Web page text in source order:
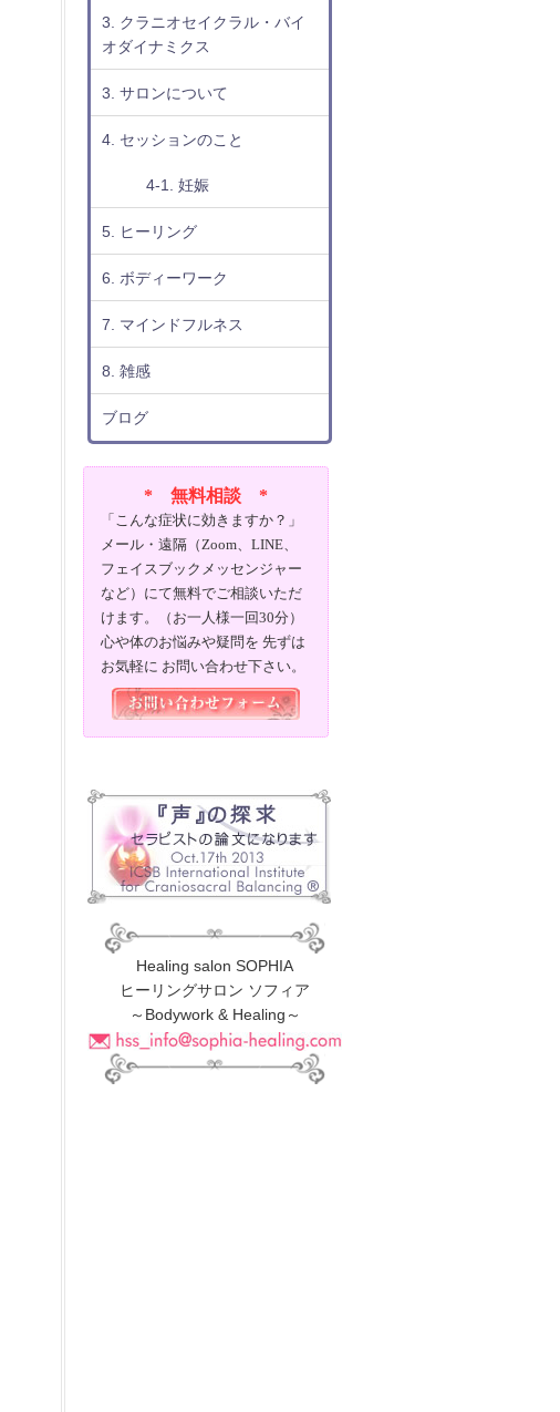
3. クラニオセイクラル・バイ
オダイナミクス
3. サロンについて
4. セッションのこと
4-1. 妊娠
5. ヒーリング
6. ボディーワーク
7. マインドフルネス
8. 雑感
ブログ
* 無料相談 *
「こんな症状に効きますか？」
メール・遠隔（Zoom、LINE、
フェイスブックメッセンジャー
など）にて無料でご相談いただ
けます。（お一人様一回30分）
心や体のお悩みや疑問を 先ずは
お気軽に お問い合わせ下さい。
Healing salon SOPHIA
ヒーリングサロン ソフィア
～Bodywork & Healing～